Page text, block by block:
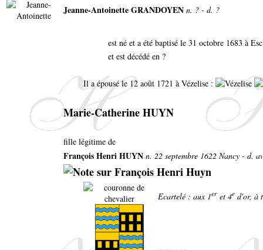
Jeanne-Antoinette GRANDOYEN n. ? - d. ?
est né et a été baptisé le 31 octobre 1683 à
et est décédé en ?
Il a épousé le 12 août 1721 à Vézelise :
Marie-Catherine HUYN
fille légitime de
François Henri HUYN n. 22 septembre 1622 Nancy - d.
Ecartelé : aux 1er et 4e d'or, à